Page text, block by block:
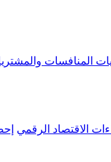
المنافسات
الاقتصاد الرقمي